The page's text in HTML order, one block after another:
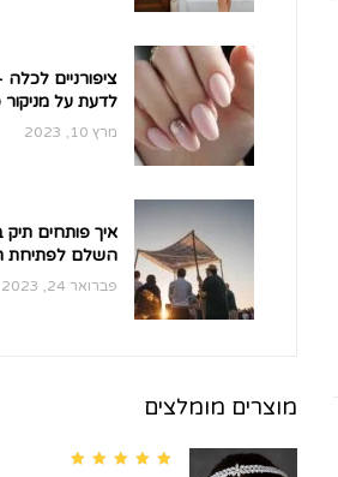
ציפורניים
לדעת על מניקור
החתונה
מרץ 10, 2023
איך פותחים
השלם לפתיחת
קלה ונוחה.
פברואר 24, 2023
מוצרים מומלצים